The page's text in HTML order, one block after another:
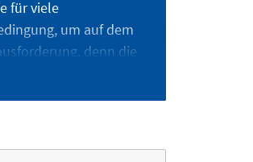
für viele
um auf dem
denn die
ihrer